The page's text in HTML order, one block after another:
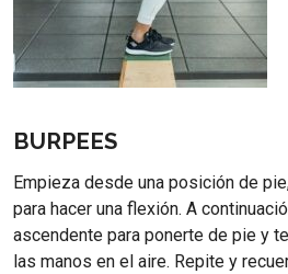
BURPEES
Empieza desde una posición de
para hacer una flexión. A
ascendente para ponerte de pie y
las manos en el aire. Repite y